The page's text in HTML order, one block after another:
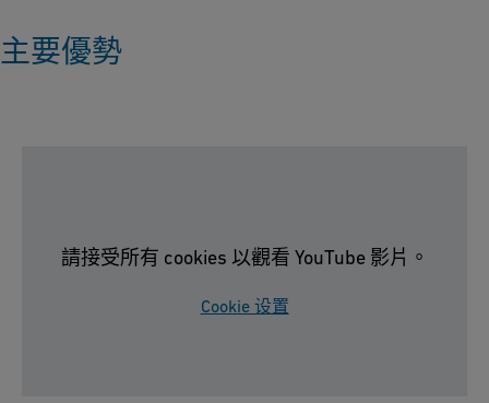
主要優勢
請接受所有 cookies 以觀看 YouTube 影片。
Cookie 设置